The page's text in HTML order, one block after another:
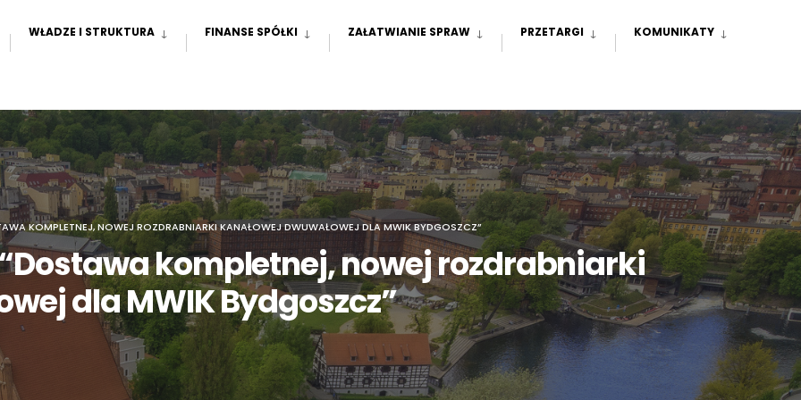
WŁADZE I STRUKTURA FINANSE SPÓŁKI ZAŁATWIANIE SPRAW PRZETARGI KOMUNIKATY
KOMPLETNEJ, NOWEJ ROZDRABNIARKI KANAŁOWEJ DWUWAŁOWEJ DLA MWIK BYDGOSZCZ”
kompletnej, nowej rozdrabniarki
dla MWIK Bydgoszcz”